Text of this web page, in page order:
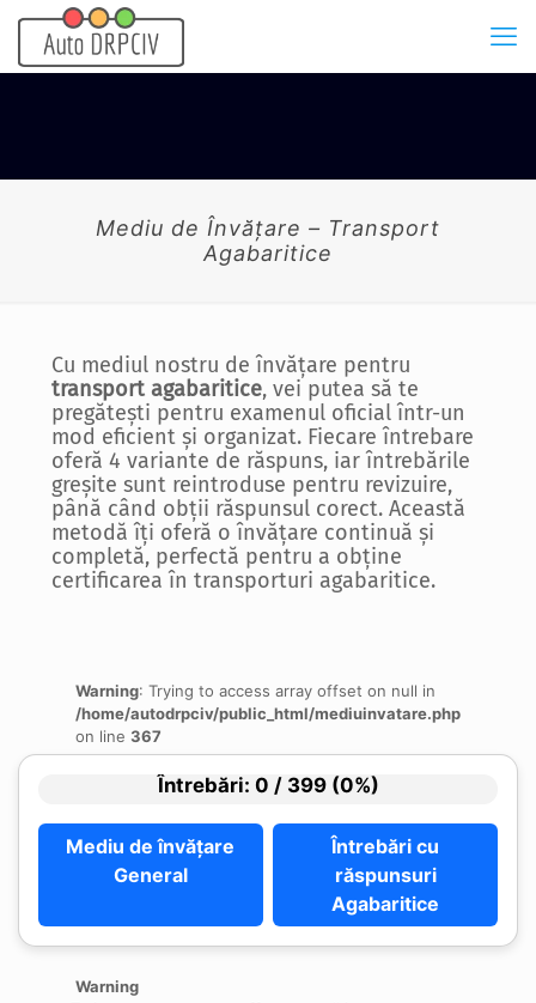
Mediu de Învățare – Transport
Agabaritice
Cu mediul nostru de învățare pentru
transport agabaritice, vei putea să te
pregătești pentru examenul oficial într-un
mod eficient și organizat. Fiecare întrebare
oferă 4 variante de răspuns, iar întrebările
greșite sunt reintroduse pentru revizuire,
până când obții răspunsul corect. Această
metodă îți oferă o învățare continuă și
completă, perfectă pentru a obține
certificarea în transporturi agabaritice.